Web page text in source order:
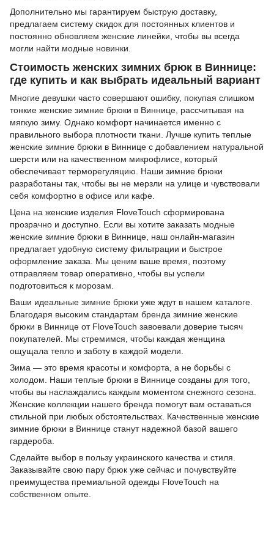
Дополнительно мы гарантируем быструю доставку,
предлагаем систему скидок для постоянных клиентов и
постоянно обновляем женские линейки, чтобы вы всегда
могли найти модные новинки.
Стоимость женских зимних брюк в Виннице:
где купить и как выбрать идеальный вариант
Многие девушки часто совершают ошибку, покупая слишком
тонкие женские зимние брюки в Виннице, рассчитывая на
мягкую зиму. Однако комфорт начинается именно с
правильного выбора плотности ткани. Лучше купить теплые
женские зимние брюки в Виннице с добавлением натуральной
шерсти или на качественном микрофлисе, который
обеспечивает терморегуляцию. Наши зимние брюки
разработаны так, чтобы вы не мерзли на улице и чувствовали
себя комфортно в офисе или кафе.
Цена на женские изделия FloveTouch сформирована
прозрачно и доступно. Если вы хотите заказать модные
женские зимние брюки в Виннице, наш онлайн-магазин
предлагает удобную систему фильтрации и быстрое
оформление заказа. Мы ценим ваше время, поэтому
отправляем товар оперативно, чтобы вы успели
подготовиться к морозам.
Ваши идеальные зимние брюки уже ждут в нашем каталоге.
Благодаря высоким стандартам бренда зимние женские
брюки в Виннице от FloveTouch завоевали доверие тысяч
покупателей. Мы стремимся, чтобы каждая женщина
ощущала тепло и заботу в каждой модели.
Зима — это время красоты и комфорта, а не борьбы с
холодом. Наши теплые брюки в Виннице созданы для того,
чтобы вы наслаждались каждым моментом снежного сезона.
Женские коллекции нашего бренда помогут вам оставаться
стильной при любых обстоятельствах. Качественные женские
зимние брюки в Виннице станут надежной базой вашего
гардероба.
Сделайте выбор в пользу украинского качества и стиля.
Заказывайте свою пару брюк уже сейчас и почувствуйте
преимущества премиальной одежды FloveTouch на
собственном опыте.